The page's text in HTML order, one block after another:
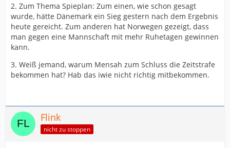
2. Zum Thema Spieplan: Zum einen, wie schon gesagt
wurde, hätte Dänemark ein Sieg gestern nach dem Ergebnis
heute gereicht. Zum anderen hat Norwegen gezeigt, dass
man gegen eine Mannschaft mit mehr Ruhetagen gewinnen
kann.
3. Weiß jemand, warum Mensah zum Schluss die Zeitstrafe
bekommen hat? Hab das iwie nicht richtig mitbekommen.
Flink
nicht zu stoppen